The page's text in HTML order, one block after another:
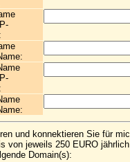
und konnektieren Sie für
von jeweils 250 EURO
Domain(s):